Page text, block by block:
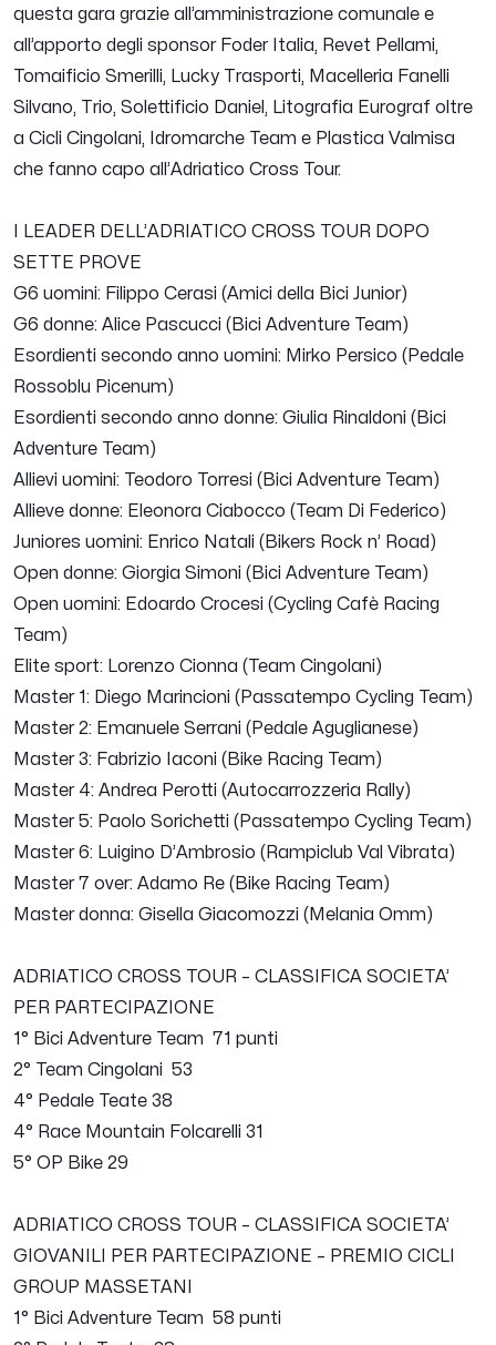
questa gara grazie all’amministrazione comunale e
all’apporto degli sponsor Foder Italia, Revet Pellami,
Tomaificio Smerilli, Lucky Trasporti, Macelleria Fanelli
Silvano, Trio, Solettificio Daniel, Litografia Eurograf oltre
a Cicli Cingolani, Idromarche Team e Plastica Valmisa
che fanno capo all’Adriatico Cross Tour.
I LEADER DELL’ADRIATICO CROSS TOUR DOPO
SETTE PROVE
G6 uomini: Filippo Cerasi (Amici della Bici Junior)
G6 donne: Alice Pascucci (Bici Adventure Team)
Esordienti secondo anno uomini: Mirko Persico (Pedale
Rossoblu Picenum)
Esordienti secondo anno donne: Giulia Rinaldoni (Bici
Adventure Team)
Allievi uomini: Teodoro Torresi (Bici Adventure Team)
Allieve donne: Eleonora Ciabocco (Team Di Federico)
Juniores uomini: Enrico Natali (Bikers Rock n’ Road)
Open donne: Giorgia Simoni (Bici Adventure Team)
Open uomini: Edoardo Crocesi (Cycling Cafè Racing
Team)
Elite sport: Lorenzo Cionna (Team Cingolani)
Master 1: Diego Marincioni (Passatempo Cycling Team)
Master 2: Emanuele Serrani (Pedale Aguglianese)
Master 3: Fabrizio Iaconi (Bike Racing Team)
Master 4: Andrea Perotti (Autocarrozzeria Rally)
Master 5: Paolo Sorichetti (Passatempo Cycling Team)
Master 6: Luigino D’Ambrosio (Rampiclub Val Vibrata)
Master 7 over: Adamo Re (Bike Racing Team)
Master donna: Gisella Giacomozzi (Melania Omm)
ADRIATICO CROSS TOUR – CLASSIFICA SOCIETA’
PER PARTECIPAZIONE
1° Bici Adventure Team 71 punti
2° Team Cingolani 53
4° Pedale Teate 38
4° Race Mountain Folcarelli 31
5° OP Bike 29
ADRIATICO CROSS TOUR – CLASSIFICA SOCIETA’
GIOVANILI PER PARTECIPAZIONE – PREMIO CICLI
GROUP MASSETANI
1° Bici Adventure Team 58 punti